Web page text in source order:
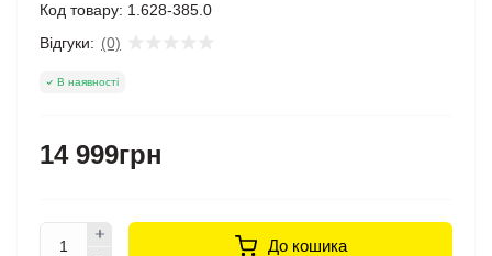
Код товару: 1.628-385.0
Відгуки: (0)
В наявності
14 999грн
До кошика